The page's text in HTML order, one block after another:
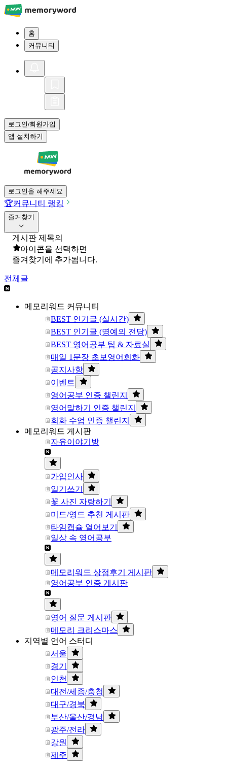
홈
커뮤니티
로그인/회원가입
앱 설치하기
로그인을 해주세요
🏆커뮤니티 랭킹
즐겨찾기
게시판 제목의
아이콘을 선택하면
즐겨찾기에 추가됩니다.
전체글
메모리워드 커뮤니티
BEST 인기글 (실시간)
BEST 인기글 (명예의 전당)
BEST 영어공부 팁 & 자료실
매일 1문장 초보영어회화
공지사항
이벤트
영어공부 인증 챌린지
영어말하기 인증 챌린지
회화 수업 인증 챌린지
메모리워드 게시판
자유이야기방
가입인사
일기쓰기
꽃 사진 자랑하기
미드/영드 추천 게시판
타임캡슐 열어보기
일상 속 영어공부
메모리워드 상점후기 게시판
영어공부 인증 게시판
영어 질문 게시판
메모리 크리스마스
지역별 언어 스터디
서울
경기
인천
대전/세종/충청
대구/경북
부산/울산/경남
광주/전라
강원
제주